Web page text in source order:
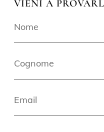
VIENI A